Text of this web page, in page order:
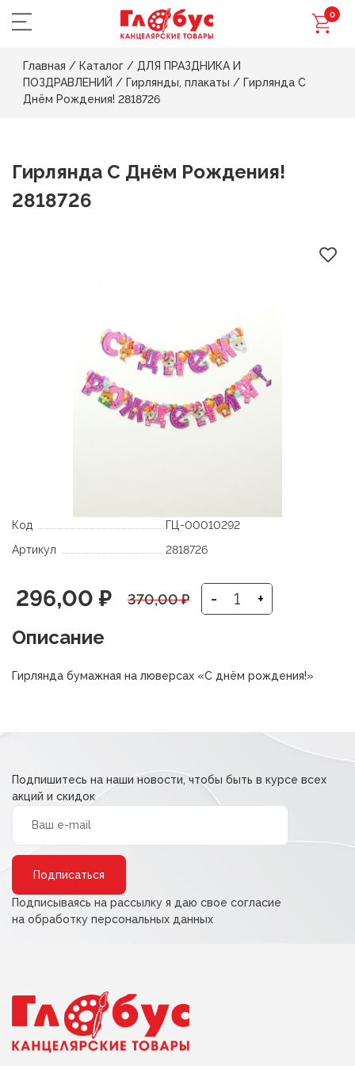
0
Главная / Каталог / ДЛЯ ПРАЗДНИКА И
ПОЗДРАВЛЕНИЙ / Гирлянды, плакаты / Гирлянда С
Днём Рождения! 2818726
Гирлянда С Днём Рождения!
2818726
Код
ГЦ-00010292
Артикул
2818726
370,00₽
Первоначальная
цена
составляла
296,00 ₽
Текущая
цена:
296,00 ₽.
- +
Описание
Гирлянда бумажная на люверсах «С днём рождения!»
Подпишитесь на наши новости, чтобы быть в курсе всех
акций и скидок
Подписываясь на рассылку я даю свое согласие
на обработку персональных данных